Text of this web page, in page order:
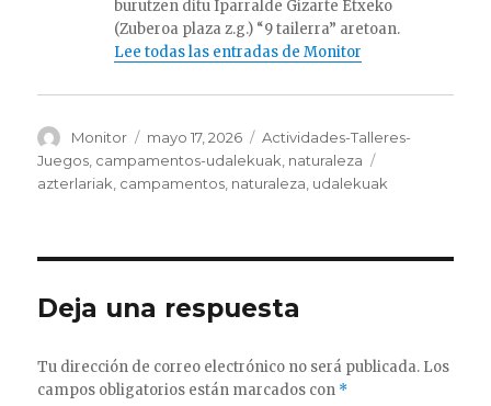
burutzen ditu Iparralde Gizarte Etxeko
(Zuberoa plaza z.g.) “9 tailerra” aretoan.
Lee todas las entradas de Monitor
Autor
Monitor
Publicado
el
mayo 17, 2026 Categorías
Actividades-Talleres-
Juegos campamentos-udalekuak naturaleza
azterlariak campamentos naturaleza udalekuak
Deja una respuesta
Tu dirección de correo electrónico no será publicada. Los
campos obligatorios están marcados con *